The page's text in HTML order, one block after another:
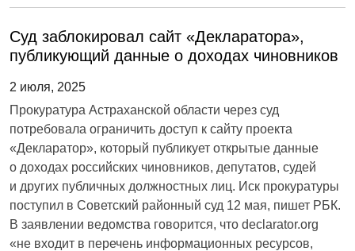
Cуд заблокировал cайт «Декларатора»,
публикующий данные о доходах чиновников
2 июля, 2025
Прокуратура Астраханской области через суд
потребовала ограничить доступ к сайту проекта
«Декларатор», который публикует открытые данные
о доходах российских чиновников, депутатов, судей
и других публичных должностных лиц. Иск прокуратуры
поступил в Советский районный суд 12 мая, пишет РБК.
В заявлении ведомства говорится, что declarator.org
«не входит в перечень информационных ресурсов,